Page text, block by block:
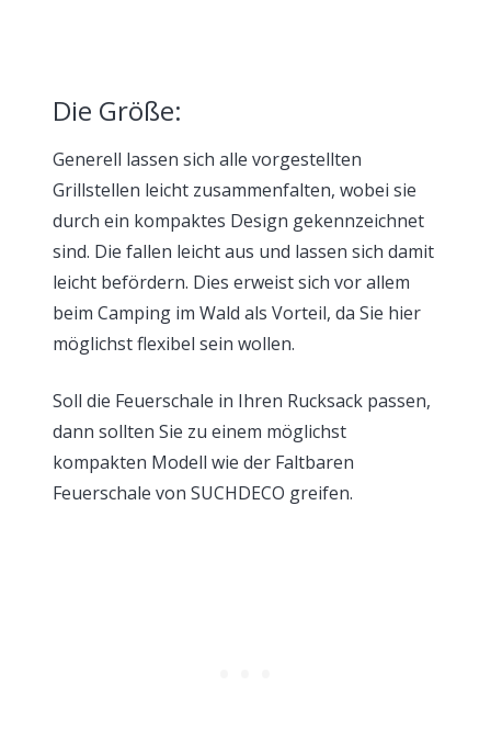
Die Größe:
Generell lassen sich alle vorgestellten
Grillstellen leicht zusammenfalten, wobei sie
durch ein kompaktes Design gekennzeichnet
sind. Die fallen leicht aus und lassen sich damit
leicht befördern. Dies erweist sich vor allem
beim Camping im Wald als Vorteil, da Sie hier
möglichst flexibel sein wollen.
Soll die Feuerschale in Ihren Rucksack passen,
dann sollten Sie zu einem möglichst
kompakten Modell wie der Faltbaren
Feuerschale von SUCHDECO greifen.